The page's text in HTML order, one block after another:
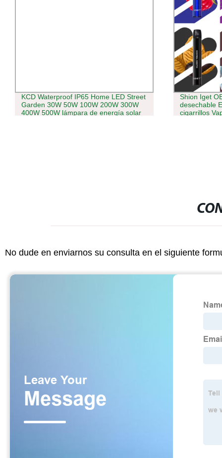
KCD Waterproof IP65 Home LED Street
Garden 30W 50W 100W 200W 300W
400W 500W lámpara de energía solar
Shion Iget
desechable
cigarrillos
No dude en enviarnos su consulta en el siguiente